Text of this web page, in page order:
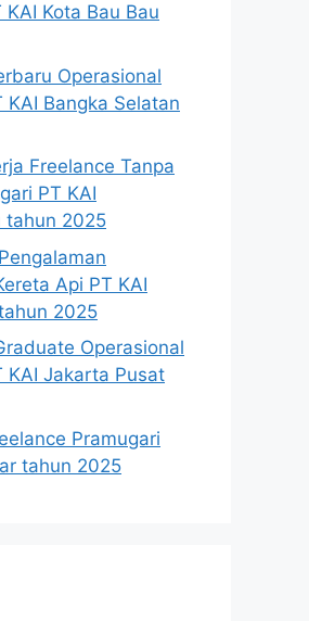
KAI Kota Bau Bau
Operasional
KAI Bangka Selatan
Freelance Tanpa
PT KAI
tahun 2025
Api PT KAI
2025
Operasional
KAI Jakarta Pusat
Pramugari
tahun 2025